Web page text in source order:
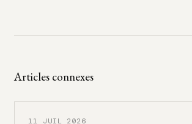
Articles connexes
11 JUIL 2026